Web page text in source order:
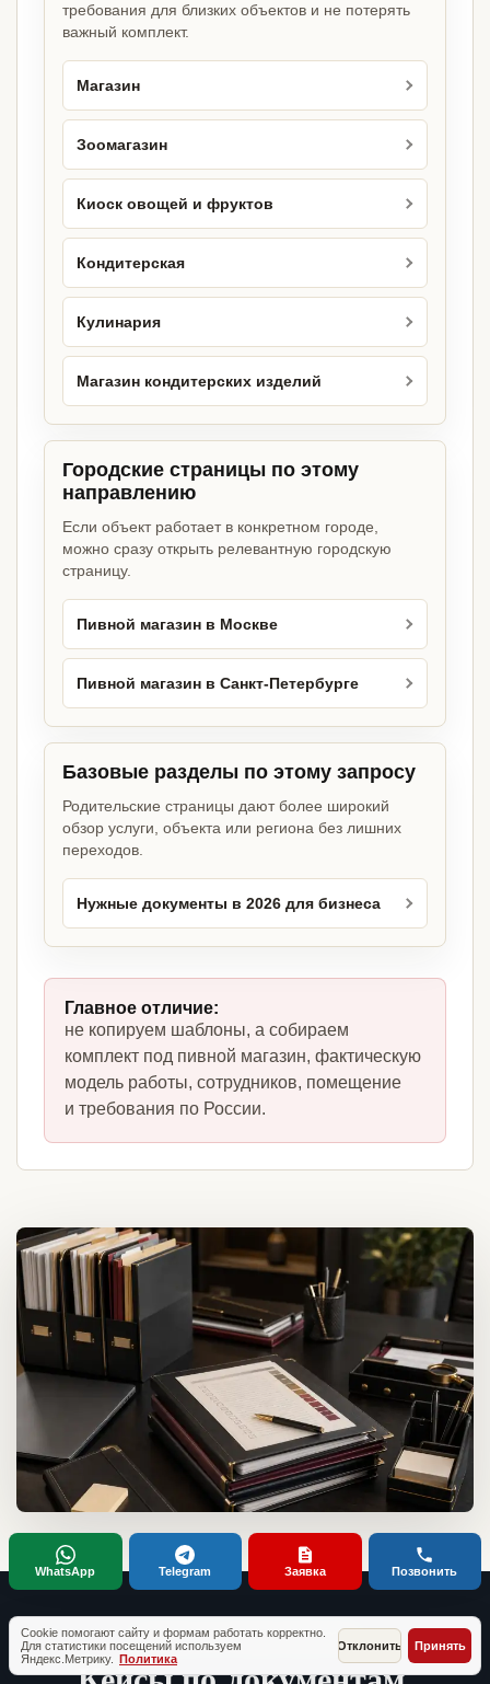
требования для близких объектов и не потерять
важный комплект.
Магазин
Зоомагазин
Киоск овощей и фруктов
Кондитерская
Кулинария
Магазин кондитерских изделий
Городские страницы по этому
направлению
Если объект работает в конкретном городе,
можно сразу открыть релевантную городскую
страницу.
Пивной магазин в Москве
Пивной магазин в Санкт-Петербурге
Базовые разделы по этому запросу
Родительские страницы дают более широкий
обзор услуги, объекта или региона без лишних
переходов.
Нужные документы в 2026 для бизнеса
Главное отличие:
не копируем шаблоны, а собираем
комплект под пивной магазин, фактическую
модель работы, сотрудников, помещение
и требования по России.
ТИПОВЫЕ СИТУАЦИИ КЛИЕНТОВ
Cookie помогают сайту и формам работать корректно.
Для статистики посещений используем
Яндекс.Метрику. Политика
Отклонить Принять
WhatsApp Telegram Заявка Позвонить